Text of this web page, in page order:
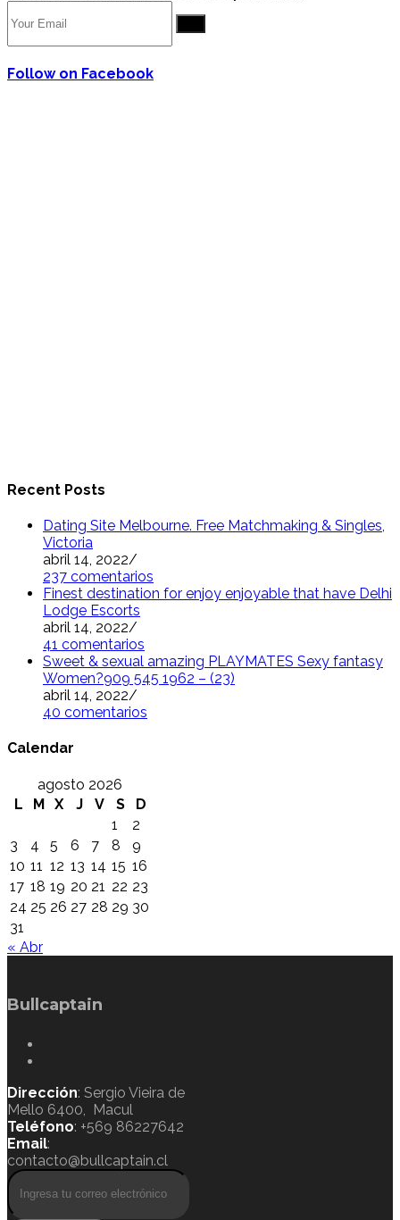
Follow on Facebook
Recent Posts
Dating Site Melbourne. Free Matchmaking & Singles,
Victoria
abril 14, 2022/
237 comentarios
Finest destination for enjoy enjoyable that have Delhi
Lodge Escorts
abril 14, 2022/
41 comentarios
Sweet & sexual amazing PLAYMATES Sexy fantasy
Women?909 545 1962 – (23)
abril 14, 2022/
40 comentarios
Calendar
agosto 2026
L
M X J V S
D
1
2
3
4 5 6 7 8
9
10 11 12 13 14 15 16
17 18 19 20 21 22 23
24 25 26 27 28 29 30
31
« Abr
Bullcaptain
Dirección: Sergio Vieira de
Mello 6400, Macul
Teléfono: +569 86227642
Email:
contacto@bullcaptain.cl